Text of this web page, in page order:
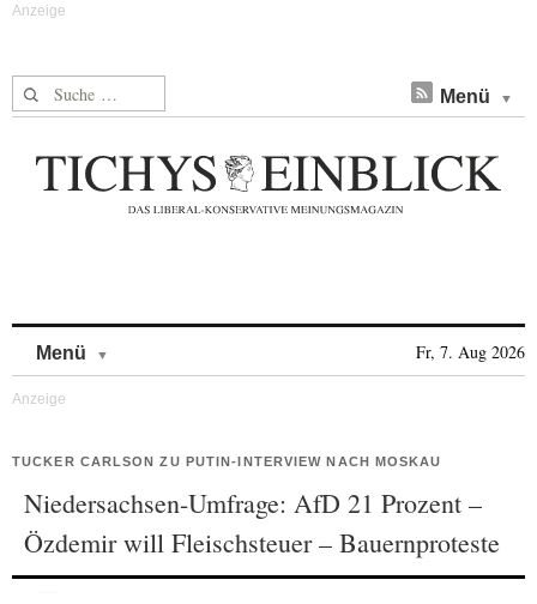
Suche nach: Menü
Menü Fr, 7. Aug 2026
TUCKER CARLSON ZU PUTIN-INTERVIEW NACH MOSKAU
Niedersachsen-Umfrage: AfD 21 Prozent –
Özdemir will Fleischsteuer – Bauernproteste